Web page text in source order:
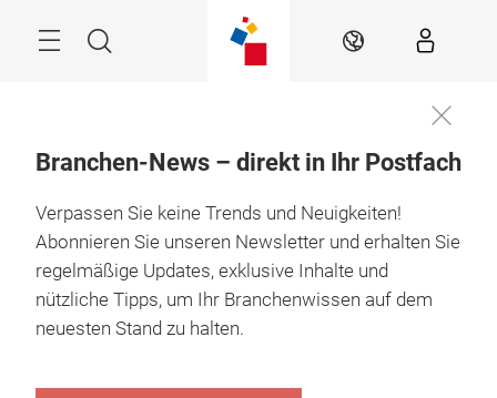
Suche DE
Branchen-News – direkt in Ihr Postfach
Verpassen Sie keine Trends und Neuigkeiten!
Abonnieren Sie unseren Newsletter und erhalten Sie
regelmäßige Updates, exklusive Inhalte und
nützliche Tipps, um Ihr Branchenwissen auf dem
neuesten Stand zu halten.